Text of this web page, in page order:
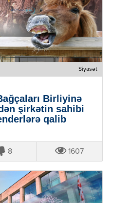
Siyasət
Birliyinə
şirkətin sahibi
qalib
8 1607